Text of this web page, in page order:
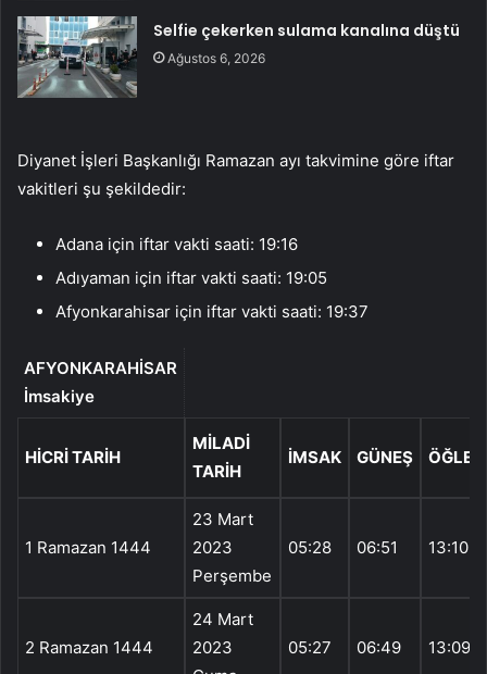
Selfie çekerken sulama kanalına düştü
Ağustos 6, 2026
Diyanet İşleri Başkanlığı Ramazan ayı takvimine göre iftar
vakitleri şu şekildedir:
Adana için iftar vakti saati: 19:16
Adıyaman için iftar vakti saati: 19:05
Afyonkarahisar için iftar vakti saati: 19:37
AFYONKARAHİSAR
İmsakiye
HICRI TARIH
MILADI
TARIH
İMSAK GÜNEŞ ÖĞLE
1 Ramazan 1444
23 Mart
2023
Perşembe
05:28 06:51 13:10
2 Ramazan 1444
24 Mart
2023
05:27 06:49 13:09